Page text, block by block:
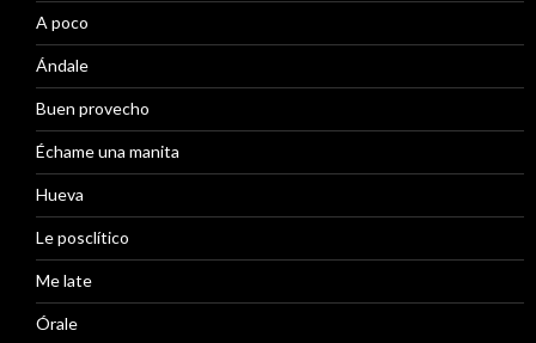
A poco
Ándale
Buen provecho
Échame una manita
Hueva
Le posclítico
Me late
Órale